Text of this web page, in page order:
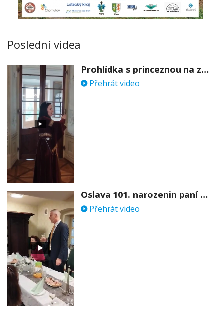
Poslední videa
Prohlídka s princeznou na zámku Stekník
Přehrát video
Oslava 101. narozenin paní Věry Skořepové
Přehrát video